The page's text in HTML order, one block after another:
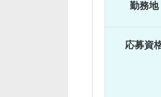
勤務地
応募資